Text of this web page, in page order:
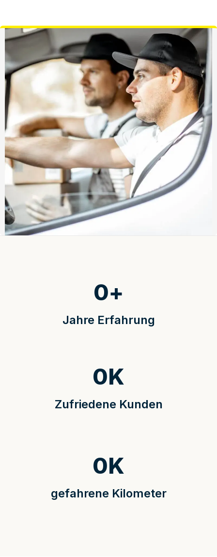
Jahre Erfahrung
0+
Zufriedene Kunden
0K
gefahrene Kilometer
0K